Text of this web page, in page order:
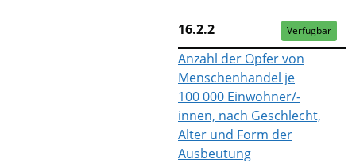
16.2.2 Verfügbar
Anzahl der Opfer von
Menschenhandel je
100 000 Einwohner/-
innen, nach Geschlecht,
Alter und Form der
Ausbeutung